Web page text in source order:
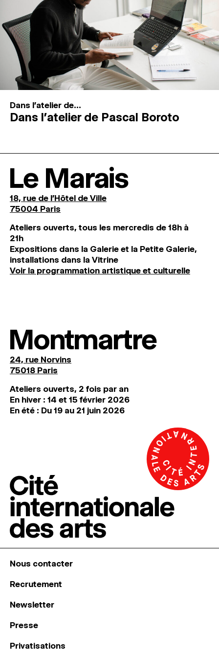
Dans l'atelier de...
Dans l’atelier de Pascal Boroto
Le Marais
18, rue de l'Hôtel de Ville
75004 Paris
Ateliers ouverts, tous les mercredis de 18h à
21h
Expositions dans la Galerie et la Petite Galerie,
installations dans la Vitrine
Voir la programmation artistique et culturelle
Montmartre
24, rue Norvins
75018 Paris
Ateliers ouverts, 2 fois par an
En hiver : 14 et 15 février 2026
En été : Du 19 au 21 juin 2026
Nous contacter
Recrutement
Newsletter
Presse
Privatisations